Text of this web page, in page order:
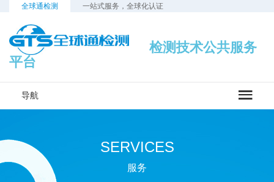
全球通检测 一站式服务，全球化认证
检测技术公共服务
平台
导航
SERVICES
服务